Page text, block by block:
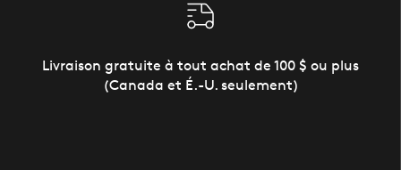
Livraison gratuite à tout achat de 100 $ ou plus
(Canada et É.-U. seulement)